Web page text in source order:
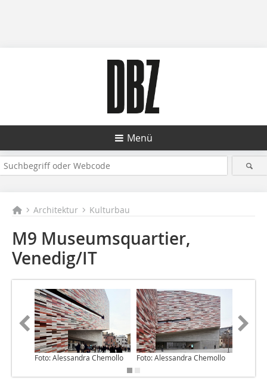
Menü
Architektur Kulturbau
M9 Museumsquartier,
Venedig/IT
Foto: Alessandra Chemollo Foto: Alessandra Chemollo